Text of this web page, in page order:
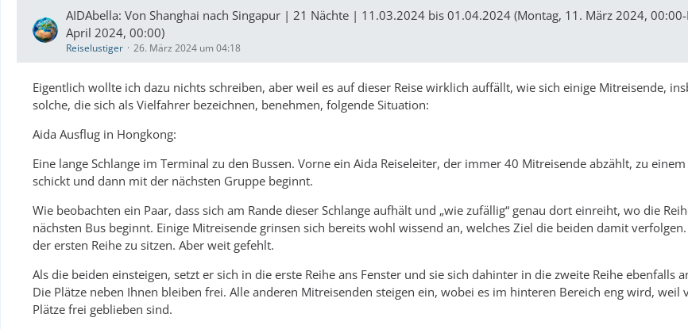
AIDAbella: Von Shanghai nach Singapur | 21 Nächte | 11.03.2024 bis 01.04.2024 (Montag, 11. März 2024,
April 2024, 00:00)
Reiselustiger 26. März 2024 um 04:18
Eigentlich wollte ich dazu nichts schreiben, aber weil es auf dieser Reise wirklich auffällt, wie sich einige Mitreisende,
solche, die sich als Vielfahrer bezeichnen, benehmen, folgende Situation:
Aida Ausflug in Hongkong:
Eine lange Schlange im Terminal zu den Bussen. Vorne ein Aida Reiseleiter, der immer 40 Mitreisende abzählt, zu
schickt und dann mit der nächsten Gruppe beginnt.
Wie beobachten ein Paar, dass sich am Rande dieser Schlange aufhält und „wie zufällig“ genau dort einreiht, wo die
nächsten Bus beginnt. Einige Mitreisende grinsen sich bereits wohl wissend an, welches Ziel die beiden damit
der ersten Reihe zu sitzen. Aber weit gefehlt.
Als die beiden einsteigen, setzt er sich in die erste Reihe ans Fenster und sie sich dahinter in die zweite Reihe ebenfalls
Die Plätze neben Ihnen bleiben frei. Alle anderen Mitreisenden steigen ein, wobei es im hinteren Bereich eng wird, weil
Plätze frei geblieben sind.